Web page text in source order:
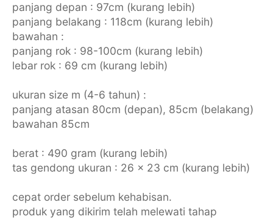
panjang depan : 97cm (kurang lebih)
panjang belakang : 118cm (kurang lebih)
bawahan :
panjang rok : 98-100cm (kurang lebih)
lebar rok : 69 cm (kurang lebih)
ukuran size m (4-6 tahun) :
panjang atasan 80cm (depan), 85cm (belakang)
bawahan 85cm
berat : 490 gram (kurang lebih)
tas gendong ukuran : 26 x 23 cm (kurang lebih)
cepat order sebelum kehabisan.
produk yang dikirim telah melewati tahap